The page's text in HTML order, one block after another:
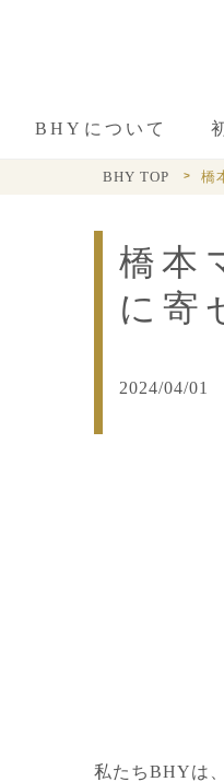
BHYについて
BHY TOP 橋
橋本
に寄
2024/04/01
私たちBHYは